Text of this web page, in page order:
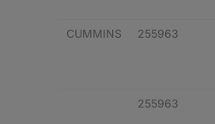
CUMMINS 255963
255963